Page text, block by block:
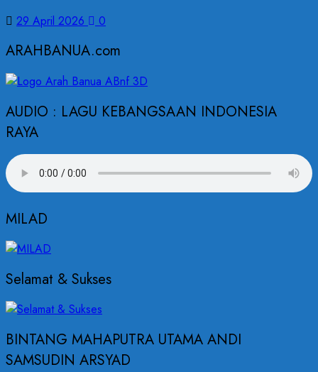
29 April 2026 0
ARAHBANUA.com
AUDIO : LAGU KEBANGSAAN INDONESIA
RAYA
MILAD
Selamat & Sukses
BINTANG MAHAPUTRA UTAMA ANDI
SAMSUDIN ARSYAD